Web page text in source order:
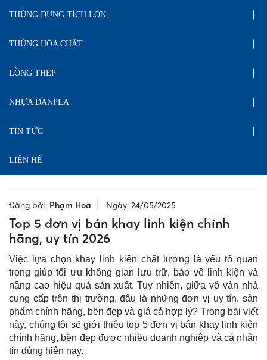
THÙNG DUNG TÍCH LỚN
THÙNG HÓA CHẤT
LỒNG THÉP
NHỰA DANPLA
TIN TỨC
LIÊN HỆ
Đăng bởi: Phạm Hoa Ngày: 24/05/2025
Top 5 đơn vị bán khay linh kiện chính
hãng, uy tín 2026
Việc lựa chọn khay linh kiện chất lượng là yếu tố quan
trọng giúp tối ưu không gian lưu trữ, bảo vệ linh kiện và
nâng cao hiệu quả sản xuất. Tuy nhiên, giữa vô vàn nhà
cung cấp trên thị trường, đâu là những đơn vị uy tín, sản
phẩm chính hãng, bền đẹp và giá cả hợp lý? Trong bài viết
này, chúng tôi sẽ giới thiệu top 5 đơn vị bán khay linh kiện
chính hãng, bền đẹp được nhiều doanh nghiệp và cá nhân
tin dùng hiện nay.